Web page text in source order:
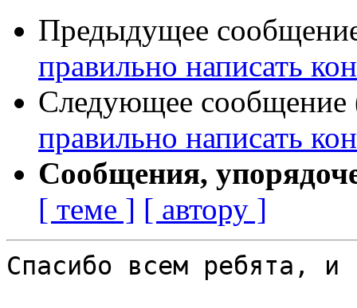
Предыдущее
правильно написать
Следующее сообщение
правильно написать
Сообщения,
[ теме ] [ автору ]
Спасибо всем ребята,